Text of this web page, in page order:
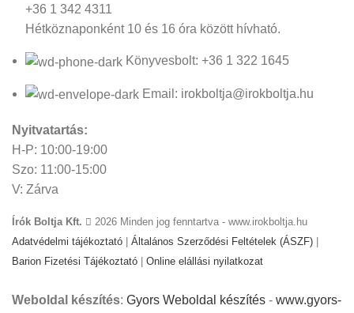
+36 1 342 4311
Hétköznaponként 10 és 16 óra között hívható.
Könyvesbolt: +36 1 322 1645
Email: irokboltja@irokboltja.hu
Nyitvatartás:
H-P: 10:00-19:00
Szo: 11:00-15:00
V: Zárva
Írók Boltja Kft.
2026 Minden jog fenntartva - www.irokboltja.hu
Adatvédelmi tájékoztató
Általános Szerződési Feltételek (ÁSZF)
Barion Fizetési Tájékoztató
Online elállási nyilatkozat
Weboldal készítés: Gyors Weboldal készítés - www.gyors-